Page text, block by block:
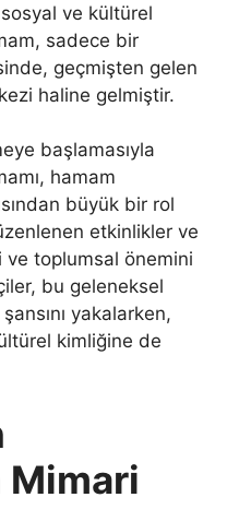
sosyal ve kültürel
sadece bir
geçmişten gelen
haline gelmiştir.
başlamasıyla
hamam
büyük bir rol
etkinlikler ve
ve toplumsal önemini
bu geleneksel
yakalarken,
kimliğine de
Mimari